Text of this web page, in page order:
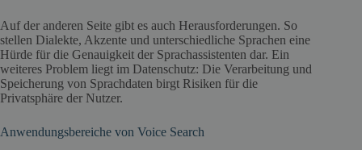
Auf der anderen Seite gibt es auch Herausforderungen. So
stellen Dialekte, Akzente und unterschiedliche Sprachen eine
Hürde für die Genauigkeit der Sprachassistenten dar. Ein
weiteres Problem liegt im Datenschutz: Die Verarbeitung und
Speicherung von Sprachdaten birgt Risiken für die
Privatsphäre der Nutzer.
Anwendungsbereiche von Voice Search